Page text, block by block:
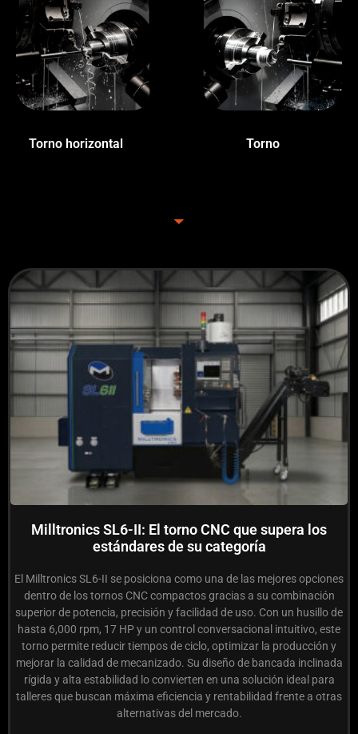
Torno horizontal Torno
Milltronics SL6-II: El torno CNC que supera los
estándares de su categoría
El Milltronics SL6-II se posiciona como una de las mejores opciones
dentro de los tornos CNC compactos gracias a su combinación
superior de potencia, precisión y facilidad de uso. Con un husillo de
hasta 6,000 rpm, 17 HP y un control conversacional intuitivo, este
torno permite reducir tiempos de ciclo, optimizar la producción y
mejorar la calidad de mecanizado. Su diseño de bancada inclinada
rígida y alta estabilidad lo convierten en una solución ideal para
talleres que buscan máxima eficiencia y rentabilidad frente a otras
alternativas del mercado.